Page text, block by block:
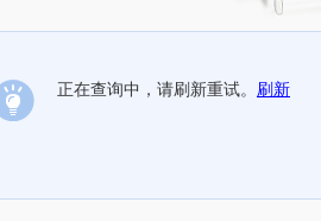
正在查询中，请刷新重试。 刷新